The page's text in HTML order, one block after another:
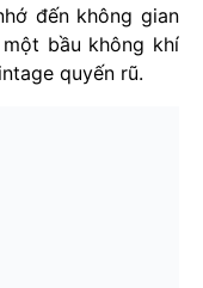
đến không gian
bầu không khí
quyến rũ.